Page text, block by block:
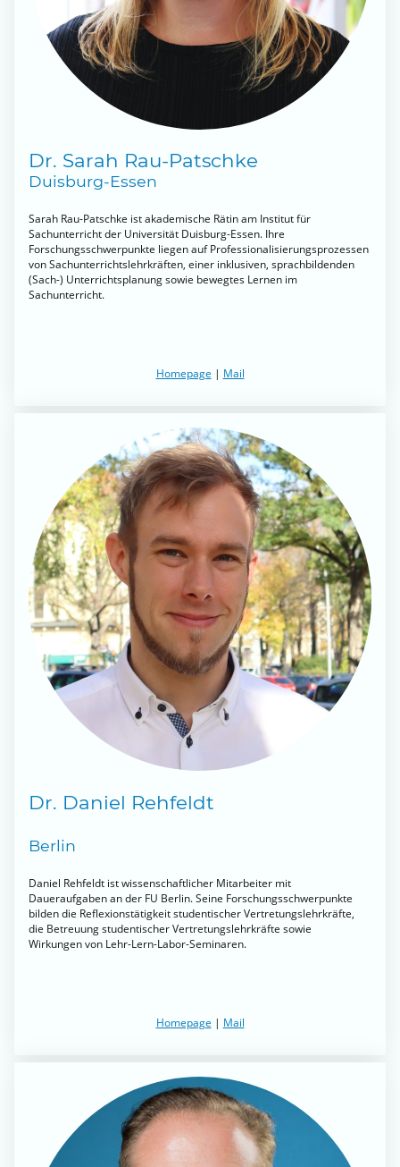
Dr. Sarah Rau-Patschke
Duisburg-Essen
Sarah Rau-Patschke ist akademische Rätin am Institut für
Sachunterricht der Universität Duisburg-Essen. Ihre
Forschungsschwerpunkte liegen auf Professionalisierungsprozessen
von Sachunterrichtslehrkräften, einer inklusiven, sprachbildenden
(Sach-) Unterrichtsplanung sowie bewegtes Lernen im
Sachunterricht.
Homepage | Mail
Dr. Daniel Rehfeldt
Berlin
Daniel Rehfeldt ist wissenschaftlicher Mitarbeiter mit
Daueraufgaben an der FU Berlin. Seine Forschungsschwerpunkte
bilden die Reflexionstätigkeit studentischer Vertretungslehrkräfte,
die Betreuung studentischer Vertretungslehrkräfte sowie
Wirkungen von Lehr-Lern-Labor-Seminaren.
Homepage | Mail